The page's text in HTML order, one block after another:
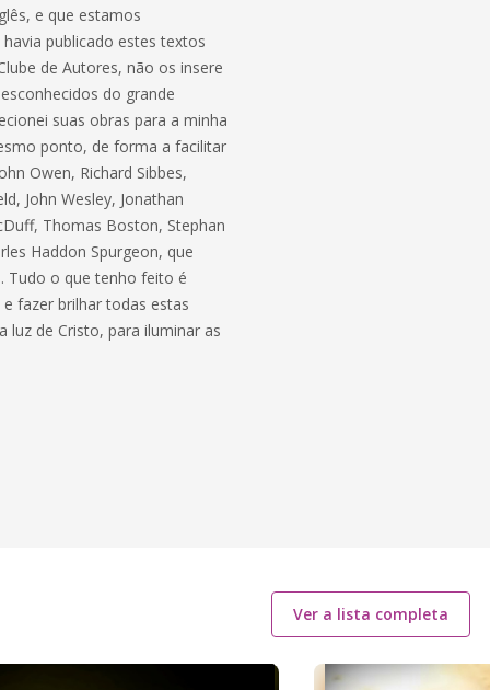
e que estamos
publicado estes textos
de Autores, não os insere
do grande
suas obras para a minha
ponto, de forma a facilitar
Owen, Richard Sibbes,
John Wesley, Jonathan
Thomas Boston, Stephan
Haddon Spurgeon, que
Tudo o que tenho feito é
fazer brilhar todas estas
luz de Cristo, para iluminar as
Ver a lista completa